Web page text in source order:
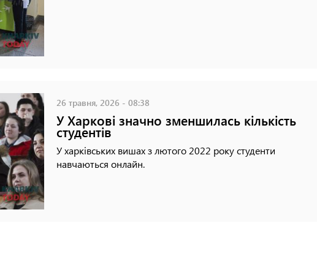
26 травня, 2026 - 08:38
У Харкові значно зменшилась кількість
студентів
У харківських вишах з лютого 2022 року студенти
навчаються онлайн.